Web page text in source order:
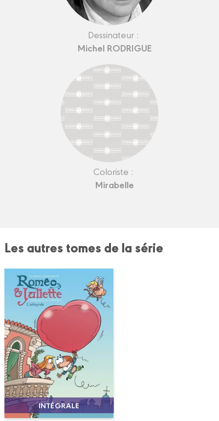
Dessinateur :
Michel RODRIGUE
Coloriste :
Mirabelle
Les autres tomes de la série
INTÉGRALE